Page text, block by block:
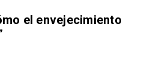
el envejecimiento